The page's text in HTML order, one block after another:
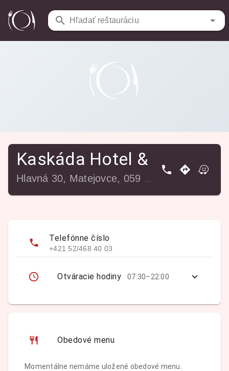
Hľadať reštauráciu
Reštaurácie / Kaskáda Hotel & Catering
Kaskáda Hotel & Catering
Telefónne číslo
+421 52/468 40 03
Otváracie hodiny 07:30–22:00
Obedové menu
Momentálne nemáme uložené obedové menu.